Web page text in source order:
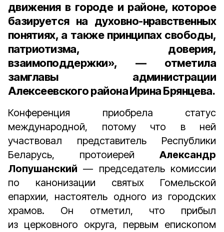
движения в городе и районе, которое
базируется на духовно-нравственных
понятиях, а также принципах свободы,
патриотизма, доверия,
взаимоподдержки», — отметила
замглавы администрации
Алексеевского района Ирина Брянцева.
Конференция приобрела статус
международной, потому что в ней
участвовал представитель Республики
Беларусь, протоиерей Александр
Лопушанский — председатель комиссии
по канонизации святых Гомельской
епархии, настоятель одного из городских
храмов. Он отметил, что прибыл
из церковного округа, первым епископом